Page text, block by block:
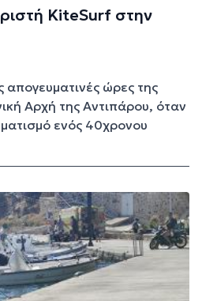
KiteSurf στην
απογευματινές ώρες της
Αρχή της Αντιπάρου, όταν
ενός 40χρονου